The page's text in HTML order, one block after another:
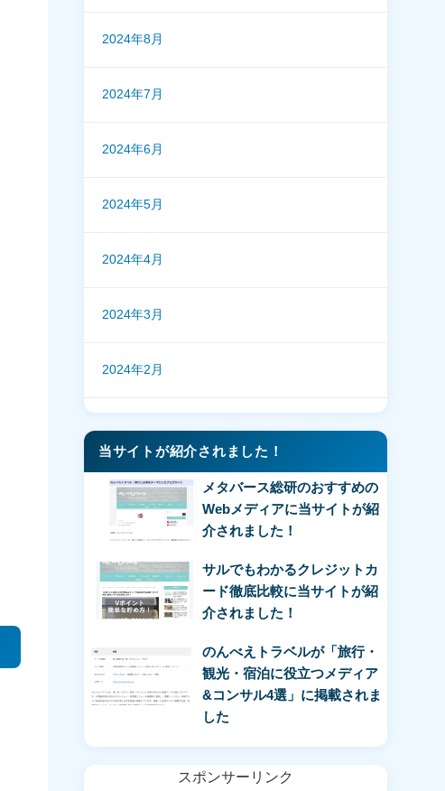
2024年8月
2024年7月
2024年6月
2024年5月
2024年4月
2024年3月
2024年2月
当サイトが紹介されました！
メタバース総研のおすすめの
Webメディアに当サイトが紹
介されました！
サルでもわかるクレジットカ
ード徹底比較に当サイトが紹
介されました！
のんべえトラベルが「旅行・
観光・宿泊に役立つメディア
&コンサル4選」に掲載されま
した
スポンサーリンク